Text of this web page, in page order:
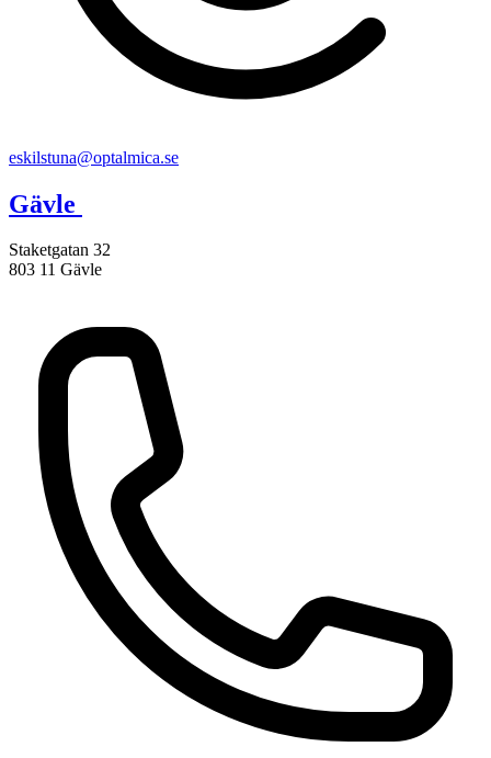
eskilstuna@optalmica.se
Gävle
Staketgatan 32
803 11 Gävle